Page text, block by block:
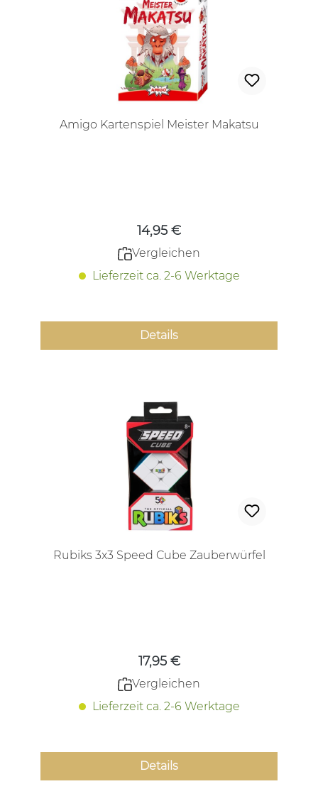
Amigo Kartenspiel Meister Makatsu
14,95 €
Vergleichen
Lieferzeit ca. 2-6 Werktage
Details
Rubiks 3x3 Speed Cube Zauberwürfel
17,95 €
Vergleichen
Lieferzeit ca. 2-6 Werktage
Details